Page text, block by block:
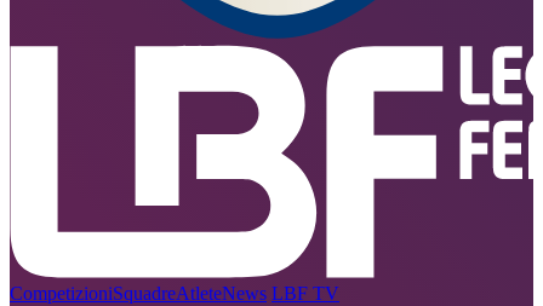
CompetizioniSquadreAtleteNews LBF TV